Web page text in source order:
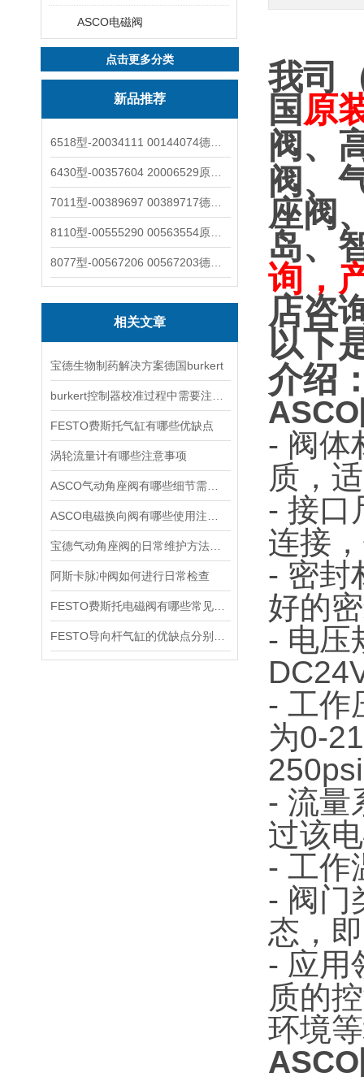
ASCO电磁阀
点击更多分类
新品推荐
相关文章
宝德生物制药解决方案德国burkert
FESTO费斯托气缸有哪些优缺点
涡轮流量计有哪些注意事项
阿斯卡脉冲阀如何进行日常检查
我司
国 原
阀、
阀、
座阀
岛、
询，
店咨
以下
介绍
- 阀体
质，
- 接口
连接
- 密封
好的
- 电压
- 工作
为0-
- 流量
过该
- 工作
- 阀门
态，
- 应用
质的
环境